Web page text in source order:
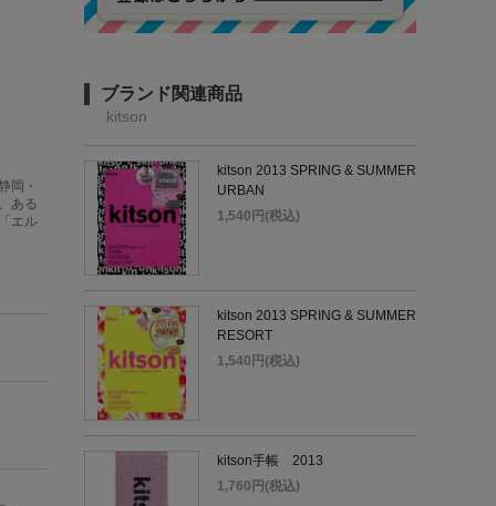
岡・
ある
エル
ブランド関連商品
kitson
kitson 2013 SPRING & SUMMER
URBAN
1,540円(税込)
kitson 2013 SPRING & SUMMER
RESORT
1,540円(税込)
kitson手帳 2013
1,760円(税込)